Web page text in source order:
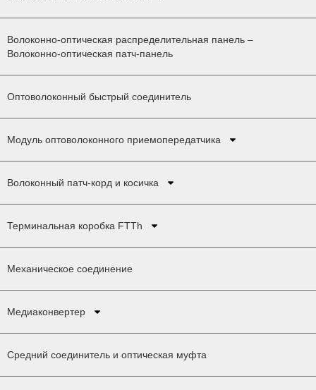
Волоконно-оптическая распределительная панель –
Волоконно-оптическая патч-панель
Оптоволоконный быстрый соединитель
Модуль оптоволоконного приемопередатчика
Волоконный патч-корд и косичка
Терминальная коробка FTTh
Механическое соединение
Медиаконвертер
Средний соединитель и оптическая муфта